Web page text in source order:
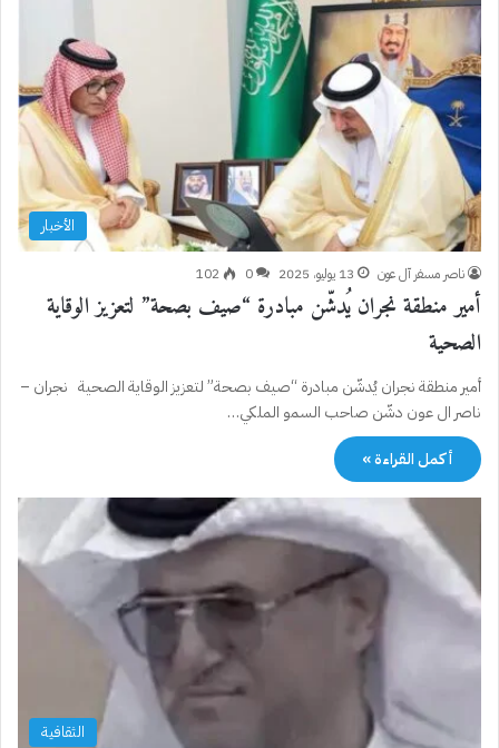
الأخبار
ناصر مسفر آل عون 13 يوليو، 2025 0
102
أمير منطقة نجران يُدشّن مبادرة “صيف بصحة” لتعزيز الوقاية
الصحية
أمير منطقة نجران يُدشّن مبادرة “صيف بصحة” لتعزيز الوقاية الصحية نجران –
ناصر ال عون دشّن صاحب السمو الملكي…
أكمل القراءة »
الثقافية